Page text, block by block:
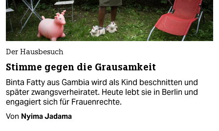
Der Hausbesuch
Stimme gegen die Grausamkeit
Binta Fatty aus Gambia wird als Kind beschnitten und
später zwangsverheiratet. Heute lebt sie in Berlin und
engagiert sich für Frauenrechte.
Von Nyima Jadama